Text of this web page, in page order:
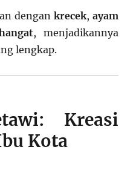
dengan krecek, ayam
, menjadikannya
lengkap.
Kreasi
Kota